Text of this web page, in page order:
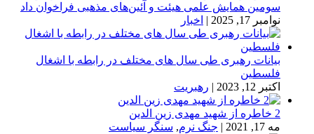
سومین همایش علمی هیئت و آئین‌های مذهبی فراخوان داد
نوامبر 17, 2025
| اخبار
بیانات رهبری طی سال های مختلف در رابطه با اشغال
فلسطین
اکتبر 12, 2023
| رهبریت
2 خاطره از شهید مهدی زین الدین
مه 17, 2021
| جنگ نرم, سنگر سیاست